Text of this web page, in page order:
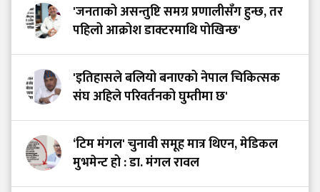
'जनताको असन्तुष्टि समग्र प्रणालीसँग हुन्छ, तर
पहिलो आक्रोश डाक्टरमाथि पोखिन्छ'
'इतिहासले बलियो बनाएको नेपाल चिकित्सक
संघ अहिले परिवर्तनको घुम्तीमा छ'
‘टिम मंगल' चुनावी समूह मात्र थिएन, मेडिकल
मुभमेन्ट हो : डा. मंगल रावल